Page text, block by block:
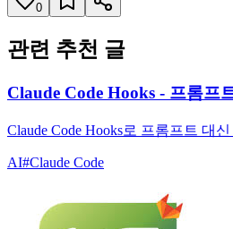
0
관련 추천 글
Claude Code Hooks - 프롬프
Claude Code Hooks로 프롬프트 대
AI#Claude Code